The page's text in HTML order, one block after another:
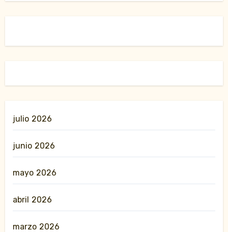
julio 2026
junio 2026
mayo 2026
abril 2026
marzo 2026